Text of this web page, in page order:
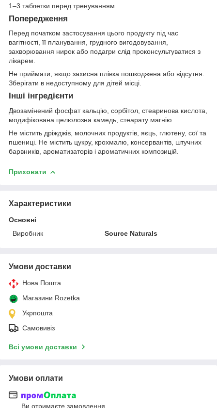
1–3 таблетки перед тренуванням.
Попередження
Перед початком застосування цього продукту під час
вагітності, її планування, грудного вигодовування,
захворювання нирок або подагри слід проконсультуватися з
лікарем.
Не приймати, якщо захисна плівка пошкоджена або відсутня.
Зберігати в недоступному для дітей місці.
Інші інгредієнти
Двозамінений фосфат кальцію, сорбітол, стеаринова кислота,
модифікована целюлозна камедь, стеарату магнію.
Не містить дріжджів, молочних продуктів, яєць, глютену, сої та
пшениці. Не містить цукру, крохмалю, консервантів, штучних
барвників, ароматизаторів і ароматичних композицій.
Приховати
Характеристики
Основні
Виробник
Source Naturals
Умови доставки
Нова Пошта
Магазини Rozetka
Укрпошта
Самовивіз
Всі умови доставки
Умови оплати
Ви отримаєте замовлення